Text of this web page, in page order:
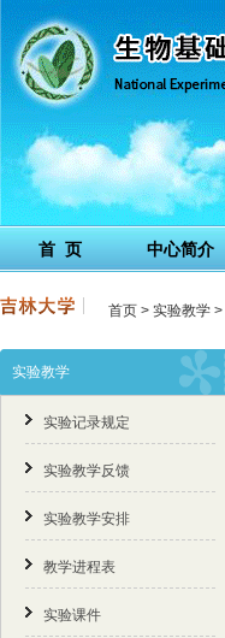
首 页 中心简介
首页 > 实验教学 >
实验教学
实验记录规定
实验教学反馈
实验教学安排
教学进程表
实验课件